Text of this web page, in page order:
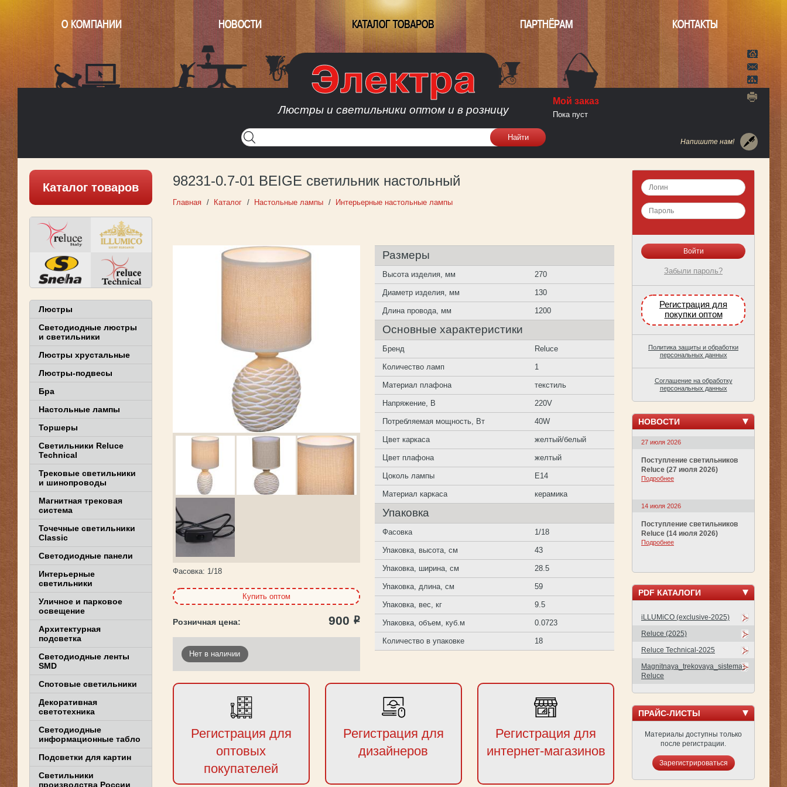
О КОМПАНИИ НОВОСТИ КАТАЛОГ ТОВАРОВ ПАРТНЁРАМ КОНТАКТЫ
Люстры и светильники оптом и в розницу
Написать нам
Карта
Напишите нам!
Мой заказ
Пока пуст
98231-0.7-01 BEIGE светильник настольный
Главная Каталог Настольные лампы Интерьерные настольные лампы
Фасовка: 1/18
Купить оптом
900 Р
Нет в наличии
Размеры
Высота изделия, мм 270
Диаметр изделия, мм 130
Длина провода, мм 1200
Основные характеристики
Бренд Reluce
Количество ламп 1
Материал плафона текстиль
Напряжение, В 220V
Потребляемая мощность, Вт 40W
Цвет каркаса желтый/белый
Цвет плафона желтый
Цоколь лампы E14
Материал каркаса керамика
Упаковка
Фасовка 1/18
Упаковка, высота, см 43
Упаковка, ширина, см 28.5
Упаковка, длина, см 59
Упаковка, вес, кг 9.5
Упаковка, объем, куб.м 0.0723
Количество в упаковке 18
Регистрация для
оптовых
покупателей
Регистрация для
дизайнеров
Регистрация для
интернет-магазинов
Каталог товаров
Люстры
Светодиодные люстры
и светильники
Люстры хрустальные
Люстры-подвесы
Бра
Настольные лампы
Торшеры
Светильники Reluce
Technical
Трековые светильники
и шинопроводы
Магнитная трековая
система
Точечные светильники
Classic
Светодиодные панели
Интерьерные
светильники
Уличное и парковое
освещение
Архитектурная
подсветка
Светодиодные ленты
SMD
Спотовые светильники
Декоративная
светотехника
Светодиодные
информационные табло
Подсветки для картин
Светильники
производства России
Забыли пароль?
Регистрация для
покупки оптом
Политика защиты и обработки
персональных данных
Соглашение на обработку
персональных данных
НОВОСТИ
27 июля 2026
Поступление светильников
Reluce (27 июля 2026)
Подробнее
14 июля 2026
Поступление светильников
Reluce (14 июля 2026)
Подробнее
PDF КАТАЛОГИ
iLLUMiCO (exclusive-2025)
Reluce (2025)
Reluce Technical-2025
Magnitnaya_trekovaya_sistema-
Reluce
ПРАЙС-ЛИСТЫ
Материалы доступны только
после регистрации.
Зарегистрироваться